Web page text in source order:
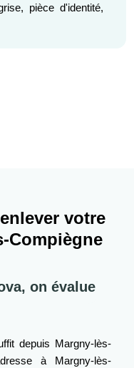
pièce d'identité,
votre
Compiègne
on évalue
depuis Margny-lès-
à Margny-lès-